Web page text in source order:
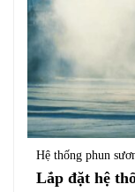
Hệ thống phun
Lắp đặt hệ